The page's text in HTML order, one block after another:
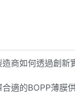
商如何透過創新
適的BOPP薄膜